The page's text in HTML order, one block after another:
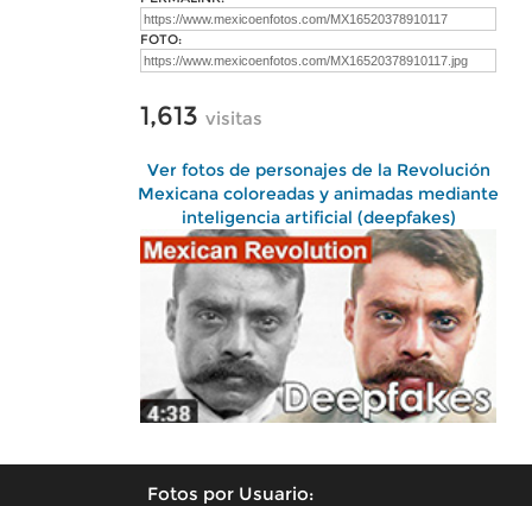
FOTO:
1,613 visitas
Ver fotos de personajes de la Revolución
Mexicana coloreadas y animadas mediante
inteligencia artificial (deepfakes)
Fotos por Usuario: